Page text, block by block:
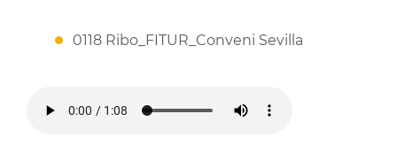
0118 Ribo_FITUR_Conveni Sevilla